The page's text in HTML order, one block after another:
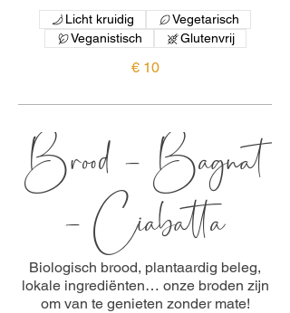
€ 10
Licht kruidig
Vegetarisch
Veganistisch
Glutenvrij
Brood - Bagnat
- Ciabatta
Biologisch brood, plantaardig beleg,
lokale ingrediënten… onze broden zijn
om van te genieten zonder mate!